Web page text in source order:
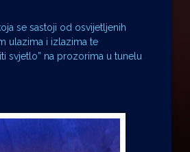
se sastoji od osvijetljenih
ulazima i izlazima te
svjetlo” na prozorima u tunelu